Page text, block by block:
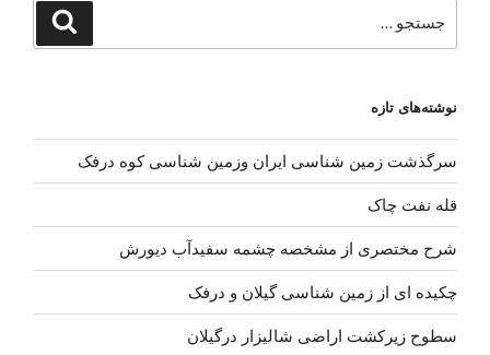
برای
جستجو
نوشته‌های تازه
سرگذشت زمین شناسی ایران وزمین شناسی کوه درفک
قله نفت چاک
شرح مختصری از مشخصه چشمه سفیدآب دیورش
چکیده ای از زمین شناسی گیلان و درفک
سطوح زیرکشت اراضی شالیزار درگیلان